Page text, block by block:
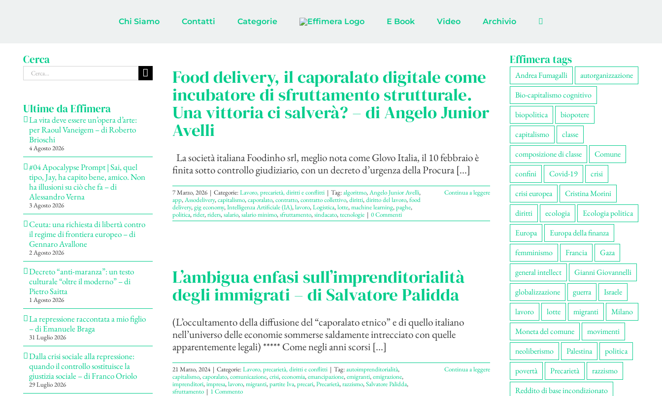
Chi Siamo Contatti Categorie E Book Video Archivio
Food delivery, il caporalato digitale come
incubatore di sfruttamento strutturale.
Una vittoria ci salverà? – di Angelo Junior
Avelli
La società italiana Foodinho srl, meglio nota come Glovo Italia, il 10 febbraio è
finita sotto controllo giudiziario, con un decreto d’urgenza della Procura [...]
7 Marzo, 2026 | Categorie:Lavoro, precarietà, diritti e conflitti | Tag:algoritmo,Angelo Junior Avelli,
app,Assodelivery,capitalismo,caporalato,contratto,contratto collettivo,diritti,diritto del lavoro,food
delivery,gig economy,Intelligenza Artificiale (IA),lavoro,Logistica,lotte,machine learning,paghe,
politica,rider,riders,salario,salario minimo,sfruttamento,sindacato,tecnologie | 0 Commenti
Continua a leggere
L’ambigua enfasi sull’imprenditorialità
degli immigrati – di Salvatore Palidda
(L’occultamento della diffusione del “caporalato etnico” e di quello italiano
nell’universo delle economie sommerse saldamente intrecciato con quelle
apparentemente legali) ***** Come negli anni scorsi [...]
21 Marzo, 2024 | Categorie:Lavoro, precarietà, diritti e conflitti | Tag:autoimprenditorialità,
capitalismo,caporalato,comunicazione,crisi,economia,emancipazione,emigranti,emigrazione,
imprenditori,impresa,lavoro,migranti,partite Iva,precari,Precarietà,razzismo,Salvatore Palidda,
sfruttamento | 1 Commento
Continua a leggere
Cerca
Cerca
per:
Ultime da Effimera
La vita deve essere un’opera d’arte:
per Raoul Vaneigem – di Roberto
Brioschi
4 Agosto 2026
#04 Apocalypse Prompt | Sai, quel
tipo, Jay, ha capito bene, amico. Non
ha illusioni su ciò che fa – di
Alessandro Verna
3 Agosto 2026
Ceuta: una richiesta di libertà contro
il regime di frontiera europeo – di
Gennaro Avallone
2 Agosto 2026
Decreto “anti-maranza”: un testo
culturale “oltre il moderno” – di
Pietro Saitta
1 Agosto 2026
La repressione raccontata a mio figlio
– di Emanuele Braga
31 Luglio 2026
Dalla crisi sociale alla repressione:
quando il controllo sostituisce la
giustizia sociale – di Franco Oriolo
29 Luglio 2026
Effimera tags
Andrea Fumagalli
autorganizzazione
Bio-capitalismo cognitivo
biopolitica
biopotere
capitalismo
classe
composizione di classe
Comune
confini
Covid-19
crisi
crisi europea
Cristina Morini
diritti
ecologia
Ecologia politica
Europa
Europa della finanza
femminismo
Francia
Gaza
general intellect
Gianni Giovannelli
globalizzazione
guerra
Israele
lavoro
lotte migranti
Milano
Moneta del comune
movimenti
neoliberismo
Palestina
politica
povertà
Precarietà
razzismo
Reddito di base incondizionato